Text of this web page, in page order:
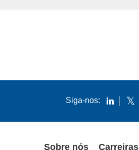
Siga-nos:
Sobre nós Carreiras